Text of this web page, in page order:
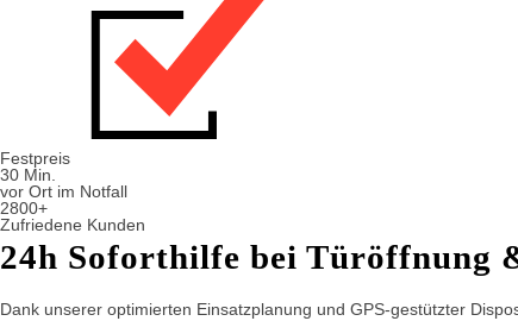
Festpreis
30 Min.
vor Ort im Notfall
2800+
Zufriedene Kunden
24h Soforthilfe bei Türöffnung
Dank unserer optimierten Einsatzplanung und GPS-gestützter